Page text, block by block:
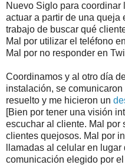
Nuevo Siglo para
actuar a partir de una queja
trabajo de buscar qué
Mal por utilizar el teléfono
Mal por no responder en
Coordinamos y al otro día
instalación, se
resuelto y me hicieron un
[Bien por tener una visión
escuchar al cliente. Mal por
clientes quejosos. Mal por
llamadas al celular en
comunicación elegido por